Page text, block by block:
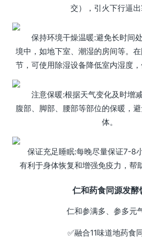
交），引火下行逼
保持环境干燥温暖:避免长时间处
境中，如地下室、潮湿的房间等。
节，可使用除湿设备降低室内湿度，
注意保暖:根据天气变化及时增减
腹部、脚部、腰部等部位的保暖，
体。
保证充足睡眠:每晚尽量保证7-8小
有利于身体恢复和增强免疫力，帮
仁和药食同源发酵
仁和参满多、参多元
✅融合11味道地药食